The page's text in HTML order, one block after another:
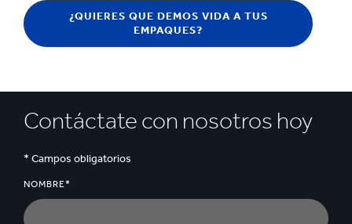
¿QUIERES QUE DEMOS VIDA A TUS
EMPAQUES?
Contáctate con nosotros hoy
* Campos obligatorios
NOMBRE*